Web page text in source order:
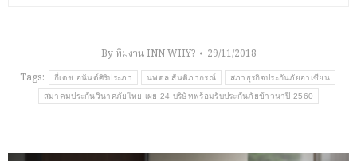
Byทีมงาน INN WHY?
29/11/2018
Tags:
กี่เดช อนันต์ศิริประภา นพดล สันติภากรณ์ สภาธุรกิจประกันภัยอาเซียน
สมาคมประกันวินาศภัยไทย เผย 24 บริษัทพร้อมรับประกันภัยข้าวนาปี 2560